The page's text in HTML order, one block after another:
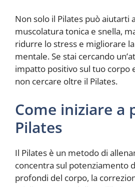
Non solo il Pilates può aiutarti
muscolatura tonica e snella,
ridurre lo stress e migliorare
mentale. Se stai cercando
impatto positivo sul tuo corpo
non cercare oltre il Pilates.
Come iniziare a
Pilates
Il Pilates è un metodo di
concentra sul potenziamento
profondi del corpo, la